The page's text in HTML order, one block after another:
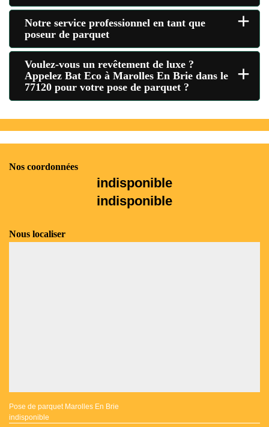
Notre service professionnel en tant que
poseur de parquet
+
Voulez-vous un revêtement de luxe ?
Appelez Bat Eco à Marolles En Brie dans le
77120 pour votre pose de parquet ?
+
Nos coordonnées
indisponible
indisponible
Nous localiser
Pose de parquet Marolles En Brie
indisponible